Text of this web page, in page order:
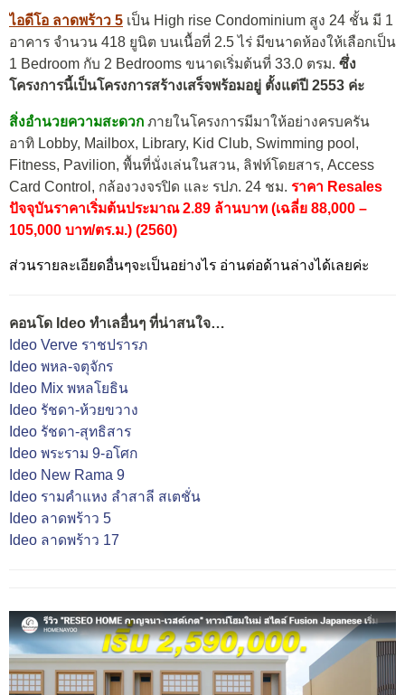
ไอดีโอ ลาดพร้าว 5 เป็น High rise Condominium สูง 24 ชั้น มี 1
อาคาร จำนวน 418 ยูนิต บนเนื้อที่ 2.5 ไร่ มีขนาดห้องให้เลือกเป็น
1 Bedroom กับ 2 Bedrooms ขนาดเริ่มต้นที่ 33.0 ตรม. ซึ่ง
โครงการนี้เป็นโครงการสร้างเสร็จพร้อมอยู่ ตั้งแต่ปี 2553 ค่ะ
สิ่งอำนวยความสะดวก ภายในโครงการมีมาให้อย่างครบครัน
อาทิ Lobby, Mailbox, Library, Kid Club, Swimming pool,
Fitness, Pavilion, พื้นที่นั่งเล่นในสวน, ลิฟท์โดยสาร, Access
Card Control, กล้องวงจรปิด และ รปภ. 24 ชม. ราคา Resales
ปัจจุบันราคาเริ่มต้นประมาณ 2.89 ล้านบาท (เฉลี่ย 88,000 –
105,000 บาท/ตร.ม.) (2560)
ส่วนรายละเอียดอื่นๆจะเป็นอย่างไร อ่านต่อด้านล่างได้เลยค่ะ
คอนโด Ideo ทำเลอื่นๆ ที่น่าสนใจ…
Ideo Verve ราชปรารภ
Ideo พหล-จตุจักร
Ideo Mix พหลโยธิน
Ideo รัชดา-ห้วยขวาง
Ideo รัชดา-สุทธิสาร
Ideo พระราม 9-อโศก
Ideo New Rama 9
Ideo รามคำแหง ลำสาลี สเตชั่น
Ideo ลาดพร้าว 5
Ideo ลาดพร้าว 17